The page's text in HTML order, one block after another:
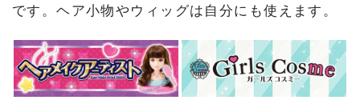
です。ヘア小物やウィッグは自分にも使えます。